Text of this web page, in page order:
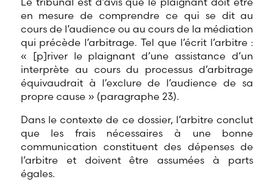
en mesure de comprendre ce qui se dit au
cours de l’audience ou au cours de la médiation
qui précède l’arbitrage. Tel que l’écrit l’arbitre :
« [p]river le plaignant d’une assistance d’un
interprète au cours du processus d’arbitrage
équivaudrait à l’exclure de l’audience de sa
propre cause » (paragraphe 23).
Dans le contexte de ce dossier, l’arbitre conclut
que les frais nécessaires à une bonne
communication constituent des dépenses de
l’arbitre et doivent être assumées à parts
égales.